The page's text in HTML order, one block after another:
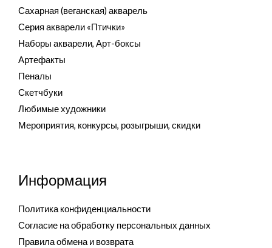
Сахарная (веганская) акварель
Серия акварели «Птички»
Наборы акварели, Арт-боксы
Артефакты
Пеналы
Скетчбуки
Любимые художники
Мероприятия, конкурсы, розыгрыши, скидки
Информация
Политика конфиденциальности
Согласие на обработку персональных данных
Правила обмена и возврата